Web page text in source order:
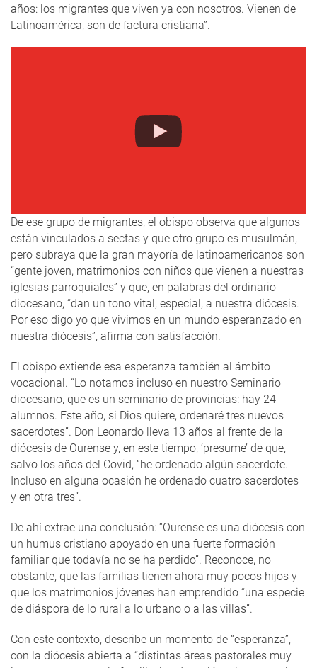
años: los migrantes que viven ya con nosotros. Vienen de
Latinoamérica, son de factura cristiana”.
De ese grupo de migrantes, el obispo observa que algunos
están vinculados a sectas y que otro grupo es musulmán,
pero subraya que la gran mayoría de latinoamericanos son
“gente joven, matrimonios con niños que vienen a nuestras
iglesias parroquiales” y que, en palabras del ordinario
diocesano, “dan un tono vital, especial, a nuestra diócesis.
Por eso digo yo que vivimos en un mundo esperanzado en
nuestra diócesis”, afirma con satisfacción.
El obispo extiende esa esperanza también al ámbito
vocacional. “Lo notamos incluso en nuestro Seminario
diocesano, que es un seminario de provincias: hay 24
alumnos. Este año, si Dios quiere, ordenaré tres nuevos
sacerdotes”. Don Leonardo lleva 13 años al frente de la
diócesis de Ourense y, en este tiempo, ‘presume’ de que,
salvo los años del Covid, “he ordenado algún sacerdote.
Incluso en alguna ocasión he ordenado cuatro sacerdotes
y en otra tres”.
De ahí extrae una conclusión: “Ourense es una diócesis con
un humus cristiano apoyado en una fuerte formación
familiar que todavía no se ha perdido”. Reconoce, no
obstante, que las familias tienen ahora muy pocos hijos y
que los matrimonios jóvenes han emprendido “una especie
de diáspora de lo rural a lo urbano o a las villas”.
Con este contexto, describe un momento de “esperanza”,
con la diócesis abierta a “distintas áreas pastorales muy